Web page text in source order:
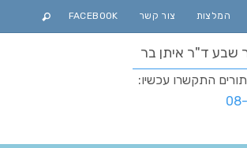
המלצות צור קשר FACEBOOK
שבע ד"ר איתן בר
התקשרו עכשיו: